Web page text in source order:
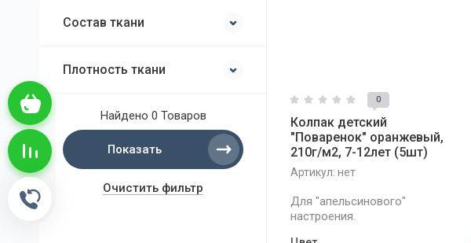
Сравнение пусто
Обратный звонок
Состав ткани
Плотность ткани
Найдено 0 Товаров
Показать
Очистить фильтр
0
Колпак детский
"Поваренок" оранжевый,
210г/м2, 7-12лет (5шт)
Артикул: нет
Для "апельсинового"
настроения.